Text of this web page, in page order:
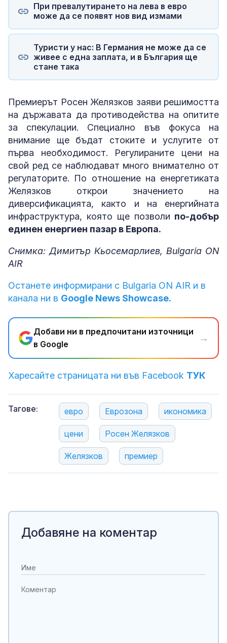
При превалутирането на лева в евро
може да се появят нов вид измами
Туристи у нас: В Германия не може да се
живее с една заплата, и в България ще
стане така
Премиерът Росен Желязков заяви решимостта
на държавата да противодейства на опитите
за спекулации. Специално във фокуса на
внимание ще бъдат стоките и услугите от
първа необходимост. Регулираните цени на
свой ред се наблюдават много внимателно от
регулаторите. По отношение на енергетиката
Желязков открои значението на
диверсификацията, както и на енергийната
инфраструктура, която ще позволи по-добър
единен енергиен пазар в Европа.
Снимка: Димитър Кьосемарлиев, Bulgaria ON
AIR
Останете информирани с Bulgaria ON AIR и в
канала ни в Google News Showcase.
Добави ни в предпочитани източници
в Google
→
Харесайте страницата ни във Facebook ТУК
Тагове: евро Еврозона икономика
цени Росен Желязков
Желязков премиер
Добавяне на коментар